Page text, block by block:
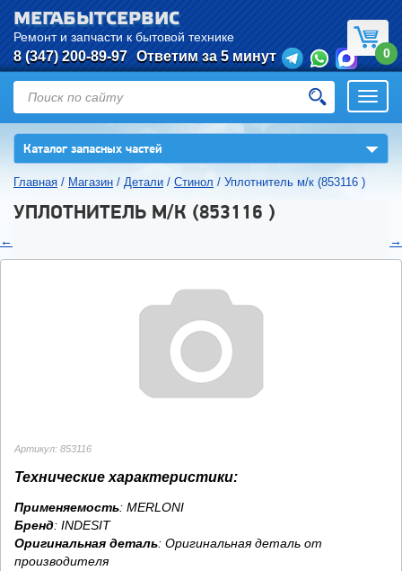
МЕГАБЫТСЕРВИС
Ремонт и запчасти к бытовой технике
8 (347) 200-89-97 Ответим за 5 минут 0
Каталог запасных частей ▼
Главная / Магазин / Детали / Стинол / Уплотнитель м/к (853116 )
УПЛОТНИТЕЛЬ М/К (853116 )
← →
Артикул: 853116
Технические характеристики:
Применяемость: MERLONI
Бренд: INDESIT
Оригинальная деталь: Оригинальная деталь от
производителя